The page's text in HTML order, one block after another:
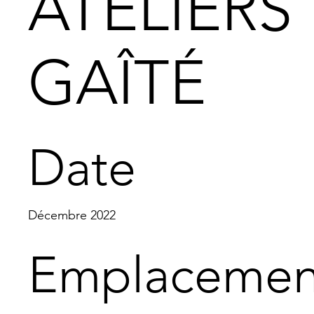
GAÎTÉ
Date
Décembre 2022